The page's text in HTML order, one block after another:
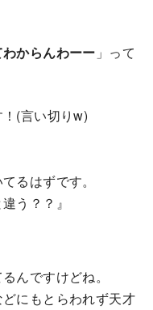
からんわーー 」って
(言い切りw)
るはずです。
う？？』
んですけどね。
にもとらわれず天才